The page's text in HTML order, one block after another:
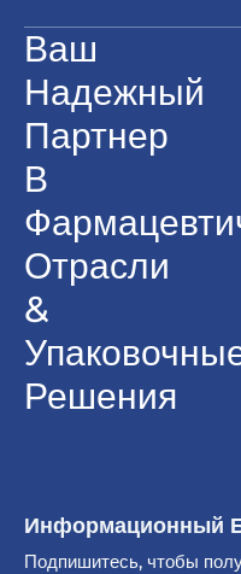
Ваш
Надежный
Партнер
В
Отрасли
&
Решения
Информационный
Подпишитесь, чтобы